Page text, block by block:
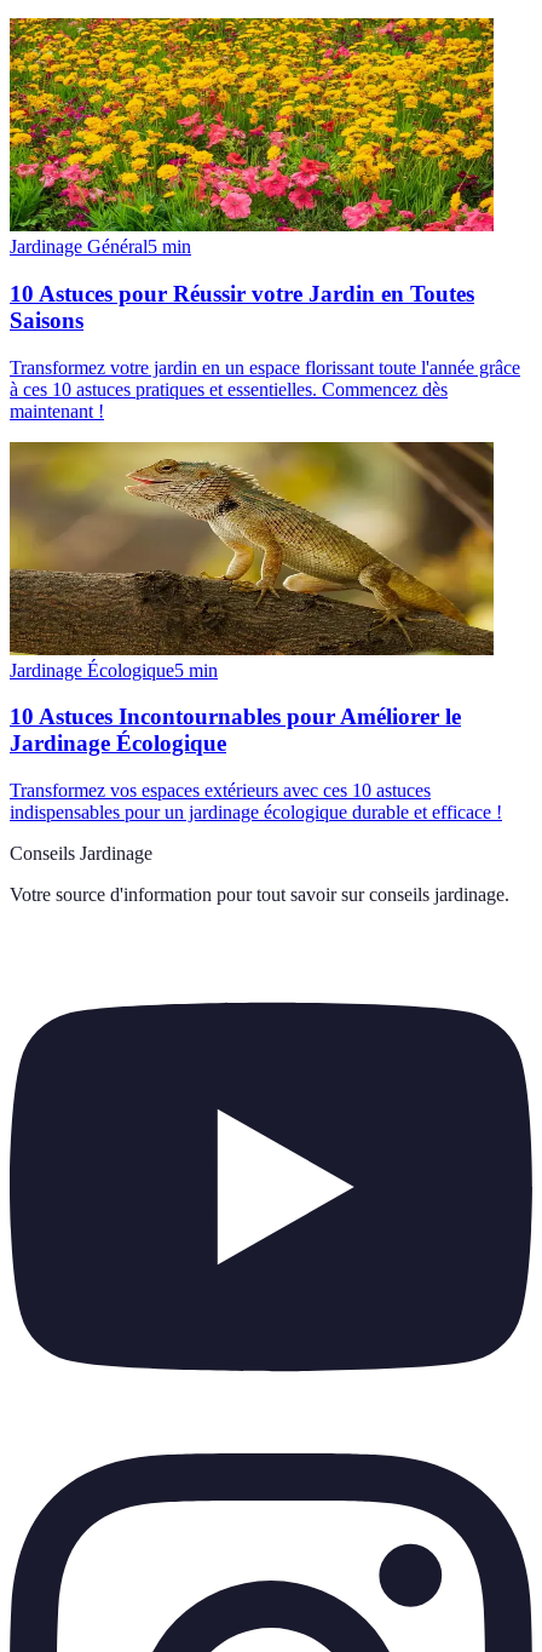
Jardinage Général5 min
10 Astuces pour Réussir votre Jardin en Toutes
Saisons
Transformez votre jardin en un espace florissant toute l'année grâce
à ces 10 astuces pratiques et essentielles. Commencez dès
maintenant !
Jardinage Écologique5 min
10 Astuces Incontournables pour Améliorer le
Jardinage Écologique
Transformez vos espaces extérieurs avec ces 10 astuces
indispensables pour un jardinage écologique durable et efficace !
Conseils Jardinage
Votre source d'information pour tout savoir sur conseils jardinage.